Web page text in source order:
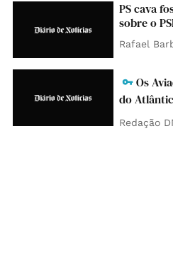
PS cava
sobre o
Rafael
Os
do
Redação